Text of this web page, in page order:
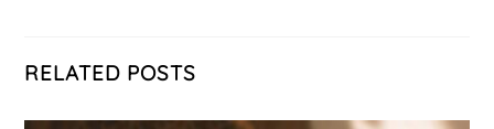
RELATED POSTS